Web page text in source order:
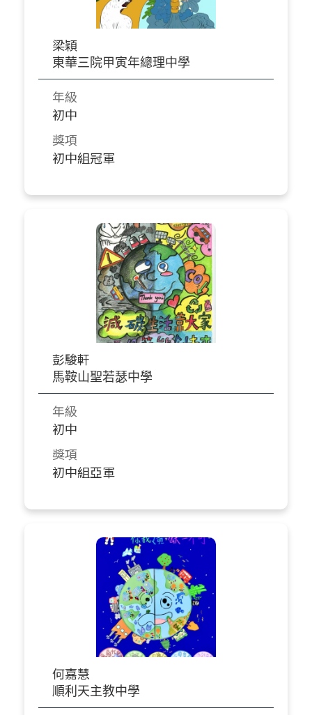
梁穎
東華三院甲寅年總理中學
年級
初中
獎項
初中組冠軍
彭駿軒
馬鞍山聖若瑟中學
年級
初中
獎項
初中組亞軍
何嘉慧
順利天主教中學